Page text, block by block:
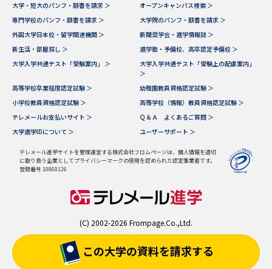
この大学の資料を請求する
大学・短大のパンフ・願書を請求 ＞
オープンキャンパス検索 ＞
専門学校のパンフ・願書を請求 ＞
大学院のパンフ・願書を請求 ＞
外国大学日本校・留学関連機関 ＞
新聞奨学会・進学情報誌 ＞
新生活・部屋探し ＞
進学塾・予備校、高卒認定予備校 ＞
大学入学共通テスト「受験案内」 ＞
大学入学共通テスト「受験上の配慮案内」
＞
高等学校卒業程度認定試験 ＞
幼稚園教員資格認定試験 ＞
小学校教員資格認定試験 ＞
高等学校（情報）教員資格認定試験 ＞
テレメールお支払いサイト ＞
Ｑ＆Ａ よくあるご質問 ＞
大学進学IDについて ＞
ユーザーサポート ＞
テレメール進学サイトを管理運営する株式会社フロムページは、個人情報を適切
に取り扱う企業としてプライバシーマークの使用を認められた認定事業者です。
登録番号 10860126
(C) 2002-2026 Frompage.Co.,Ltd.